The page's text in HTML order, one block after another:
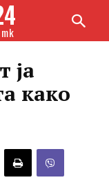
ја
како